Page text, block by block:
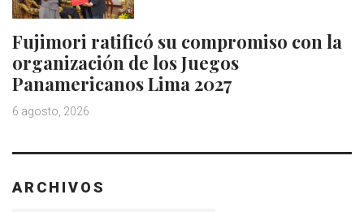
Fujimori ratificó su compromiso con la
organización de los Juegos
Panamericanos Lima 2027
6 agosto, 2026
ARCHIVOS